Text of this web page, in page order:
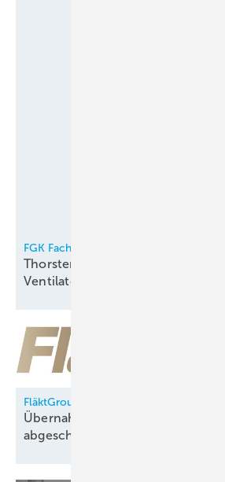
FGK Fachverband Gebäude-Klima e.V.
Thorsten Niklas Vorsitzender der
Ventilatorentausch-Kampagne
FläktGroup
Übernahme durch Samsung
abgeschlossen